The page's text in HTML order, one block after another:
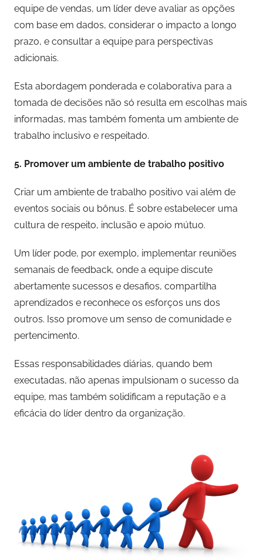
equipe de vendas, um líder deve avaliar as opções
com base em dados, considerar o impacto a longo
prazo, e consultar a equipe para perspectivas
adicionais.
Esta abordagem ponderada e colaborativa para a
tomada de decisões não só resulta em escolhas mais
informadas, mas também fomenta um ambiente de
trabalho inclusivo e respeitado.
5. Promover um ambiente de trabalho positivo
Criar um ambiente de trabalho positivo vai além de
eventos sociais ou bônus. É sobre estabelecer uma
cultura de respeito, inclusão e apoio mútuo.
Um líder pode, por exemplo, implementar reuniões
semanais de feedback, onde a equipe discute
abertamente sucessos e desafios, compartilha
aprendizados e reconhece os esforços uns dos
outros. Isso promove um senso de comunidade e
pertencimento.
Essas responsabilidades diárias, quando bem
executadas, não apenas impulsionam o sucesso da
equipe, mas também solidificam a reputação e a
eficácia do líder dentro da organização.